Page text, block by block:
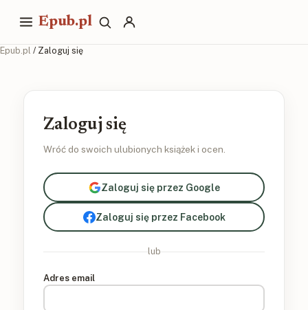
Epub.pl
Epub.pl / Zaloguj się
Zaloguj się
Wróć do swoich ulubionych książek i ocen.
Zaloguj się przez Google
Zaloguj się przez Facebook
lub
Adres email